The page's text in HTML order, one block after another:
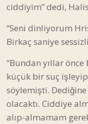
ciddiyim” dedi,
“Seni dinliyorum
Birkaç saniye
“Bundan yıllar
küçük bir suç
söylemişti.
olacaktı. Ciddiye
alıp-almamam